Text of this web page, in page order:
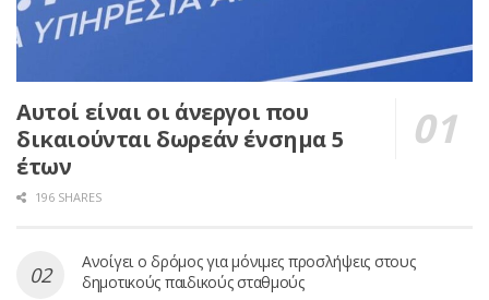
Αυτοί είναι οι άνεργοι που
δικαιούνται δωρεάν ένσημα 5
έτων
196 SHARES
Ανοίγει ο δρόμος για μόνιμες προσλήψεις στους
δημοτικούς παιδικούς σταθμούς